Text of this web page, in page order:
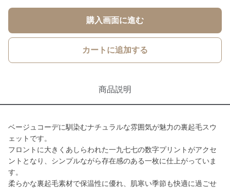
購入画面に進む
カートに追加する
商品説明
ベージュコーデに馴染むナチュラルな雰囲気が魅力の裏起毛スウ
ェットです。
フロントに大きくあしらわれた一九七七の数字プリントがアクセ
ントとなり、シンプルながら存在感のある一枚に仕上がっていま
す。
柔らかな裏起毛素材で保温性に優れ、肌寒い季節も快適に過ごせ